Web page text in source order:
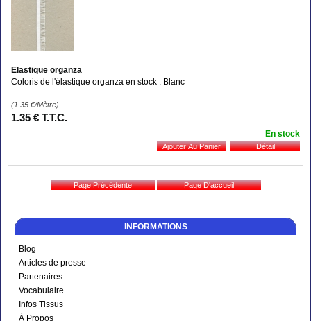
INFORMATIONS
Blog
Articles de presse
Partenaires
Vocabulaire
Infos Tissus
À Propos
Elastique organza
Coloris de l'élastique organza en stock : Blanc
(1.35 €/Mètre)
1.35 € T.T.C.
En stock